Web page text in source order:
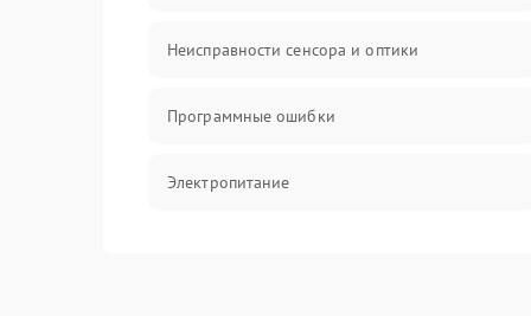
Неисправности сенсора и оптики
Программные ошибки
Электропитание